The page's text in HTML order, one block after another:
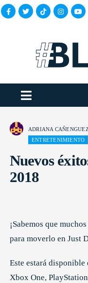
ADRIANA CAÑENGUEZ
ENTRETENIMIENTO
Nuevos
2018
¡Sabemos que
para moverlo en Just
Este estará
Xbox One,